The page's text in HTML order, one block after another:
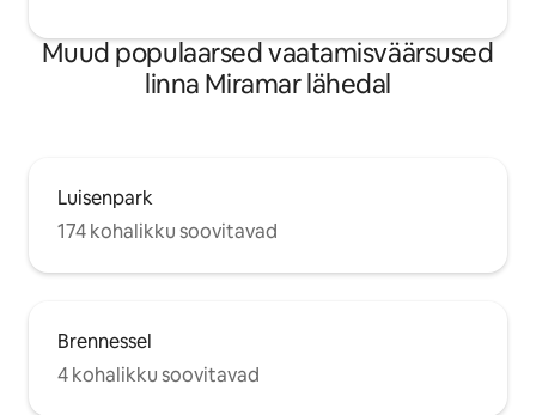
Muud populaarsed vaatamisväärsused
linna Miramar lähedal
Luisenpark
174 kohalikku soovitavad
Brennessel
4 kohalikku soovitavad